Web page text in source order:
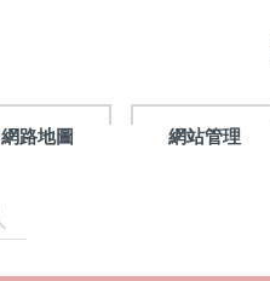
網路地圖 網站管理